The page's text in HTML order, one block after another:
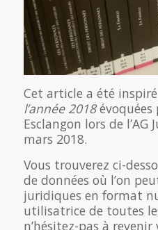
Cet article a été
l’année 2018évoquées
Esclangon lors de l’AG
mars 2018.
Vous trouverez ci-
de données où l’on
juridiques en format
utilisatrice de toutes
n’hésitez-pas à